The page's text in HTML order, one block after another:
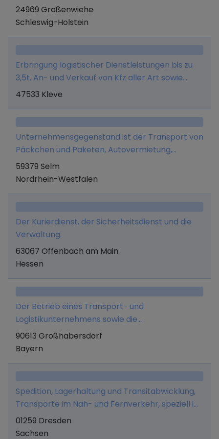
Logistik.
24969 Großenwiehe
Schleswig-Holstein
Erbringung logistischer Dienstleistungen bis zu
3,5t, An- und Verkauf von Kfz aller Art sowie
Import und Export freier Güter und aller damit
Tätigkeiten
47533 Kleve
Unternehmensgegenstand ist der Transport von
Päckchen und Paketen, Autovermietung,
Autoaufbereitung, Aufstellen von
Elektrokleingeräten (steckerfertiges
59379 Selm
Nordrhein-Westfalen
Der Kurierdienst, der Sicherheitsdienst und die
Verwaltung.
63067 Offenbach am Main
Hessen
Der Betrieb eines Transport- und
Logistikunternehmens sowie die
Fahrzeugvermietung an Selbstfahrer.
90613 Großhabersdorf
Bayern
Spedition, Lagerhaltung und Transitabwicklung,
Transporte im Nah- und Fernverkehr, speziell im
Frische- und Tiefkühlbereich sowie der
Verteilerverkehr für Lebensmittel im Groß- und
01259 Dresden
Sachsen